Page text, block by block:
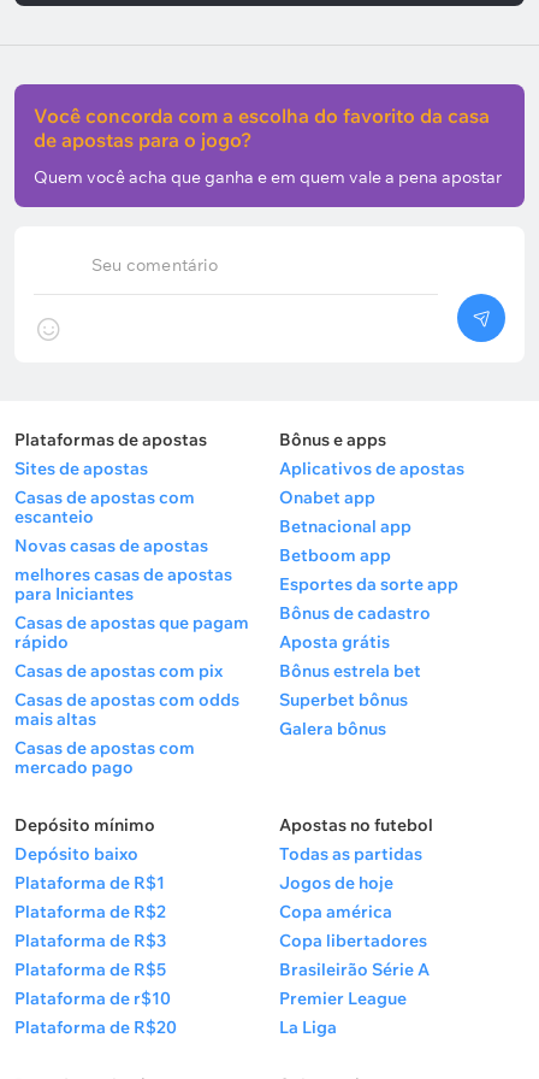
de 2025, que foi mais competitiva, o time parou nas
quartas de final ao perder para o Egito por 3 a 2.
Números importantes:
O confronto mais recente contra uma seleção
registrado mais de 3,5 gols.
Provável escalação da Costa do Marfim (4-3-3)
Yahia Fofana — Guela Doué, Odilon Kossounou,
Ousmane Diomandé, Ghislain Konan — Ibrahim
Sangaré, Franck Kessié, Seko Fofana — Nicolas
Pépé, Elye Wahi, Yan Diomandé.
Seu comentário
Você concorda com a escolha do favorito da casa
de apostas para o jogo?
Quem você acha que ganha e em quem vale a pena apostar
Plataformas de apostas
Sites de apostas
Casas de apostas com
escanteio
Novas casas de apostas
melhores casas de apostas
para Iniciantes
Casas de apostas que pagam
rápido
Casas de apostas com pix
Casas de apostas com odds
mais altas
Casas de apostas com
mercado pago
Bônus e apps
Aplicativos de apostas
Onabet app
Betnacional app
Betboom app
Esportes da sorte app
Bônus de cadastro
Aposta grátis
Bônus estrela bet
Superbet bônus
Galera bônus
Depósito mínimo
Depósito baixo
Plataforma de R$1
Plataforma de R$2
Plataforma de R$3
Plataforma de R$5
Plataforma de r$10
Plataforma de R$20
Apostas no futebol
Todas as partidas
Jogos de hoje
Copa américa
Copa libertadores
Brasileirão Série A
Premier League
La Liga